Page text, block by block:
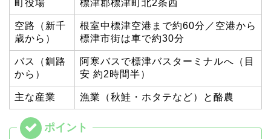
町役場 標津郡標津町北2条西
空路（新千
歳から）
根室中標津空港まで約60分／空港から
標津市街は車で約30分
バス（釧路
から）
阿寒バスで標津バスターミナルへ（目
安 約2時間半）
主な産業 漁業（秋鮭・ホタテなど）と酪農